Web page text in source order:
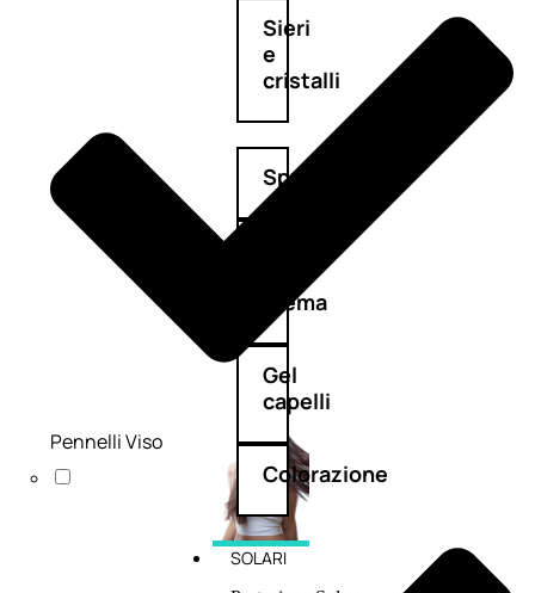
Sieri
e
cristalli
Spray
crema
Gel
capelli
Colorazione
SOLARI
Pennelli Viso